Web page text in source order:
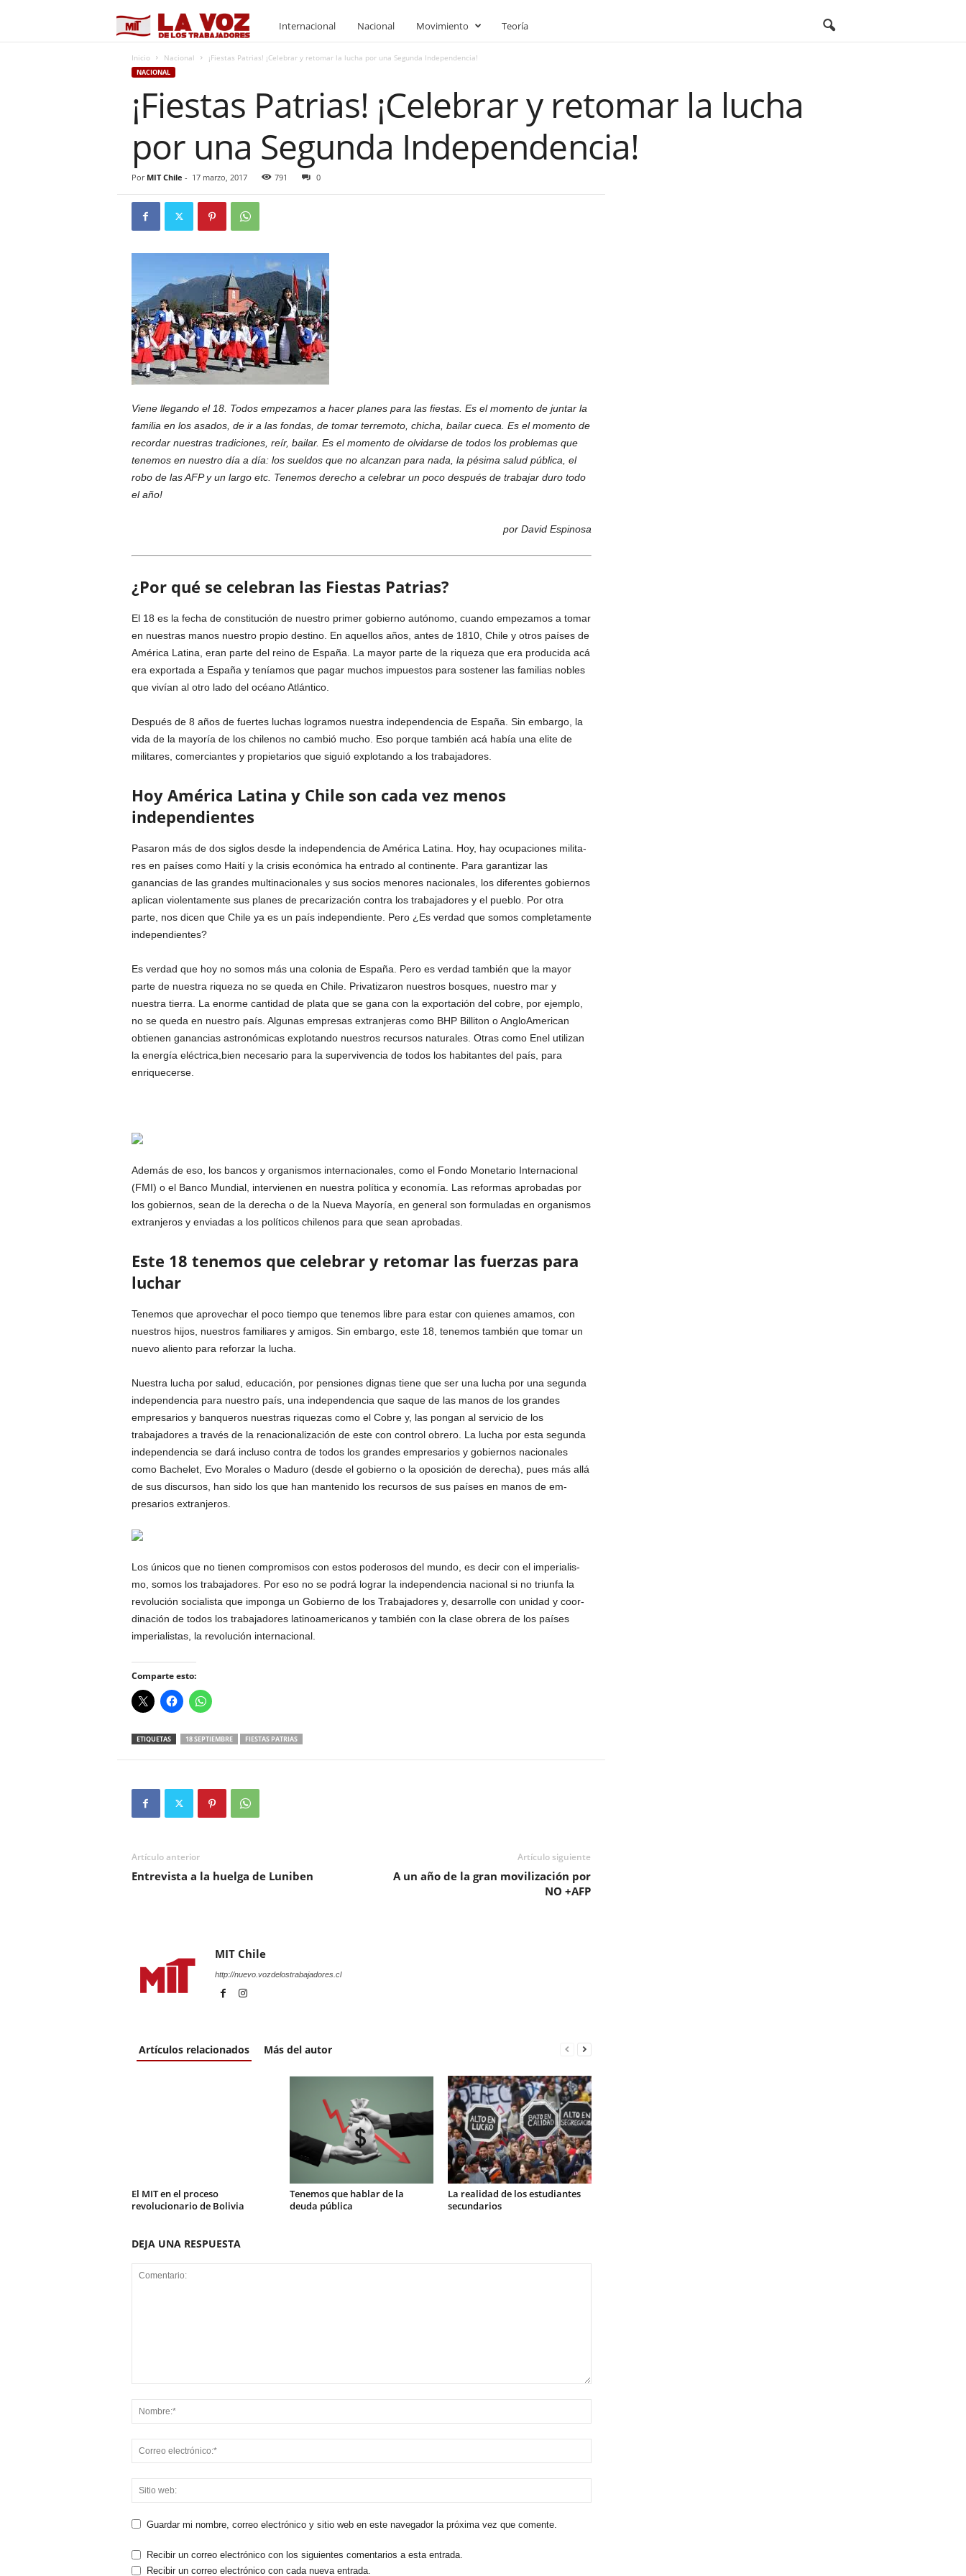
I
Internacional Nacional Movimiento Teoría
Inicio Nacional ¡Fiestas Patrias! ¡Celebrar y retomar la lucha por una Segunda Independencia!
NACIONAL
¡Fiestas Patrias! ¡Celebrar y retomar la lucha
por una Segunda Independencia!
Por MIT Chile - 17 marzo, 2017 791 0
Viene llegando el 18. Todos empezamos a hacer planes para las fiestas. Es el momento de juntar la
familia en los asados, de ir a las fondas, de tomar terre­moto, chicha, bailar cueca. Es el momento de
recordar nuestras tradiciones, reír, bailar. Es el momento de olvidarse de todos los problemas que
tenemos en nuestro día a día: los sueldos que no alcanzan para nada, la pésima salud pública, el
robo de las AFP y un largo etc. Tenemos derecho a celebrar un poco después de trabajar duro todo
el año!
por David Espinosa
¿Por qué se celebran las Fiestas Patrias?
El 18 es la fecha de cons­titución de nuestro pri­mer gobierno autónomo, cuando empezamos a to­mar
en nuestras manos nuestro propio destino. En aquellos años, antes de 1810, Chile y otros países de
América Latina, eran parte del reino de España. La mayor parte de la riqueza que era pro­ducida acá
era exportada a España y teníamos que pagar muchos impuestos para sostener las familias nobles
que vivían al otro lado del océano Atlántico.
Después de 8 años de fuertes luchas logramos nuestra independencia de España. Sin embargo, la
vida de la mayoría de los chilenos no cambió mucho. Eso porque tam­bién acá había una elite de
militares, comercian­tes y propietarios que si­guió explotando a los tra­bajadores.
Hoy América Latina y Chile son cada vez menos
independientes
Pasaron más de dos siglos desde la independencia de América Latina. Hoy, hay ocupaciones milita­
res en países como Haití y la crisis económica ha en­trado al continente. Para garantizar las
ganancias de las grandes multina­cionales y sus socios me­nores nacionales, los dife­rentes gobiernos
aplican violentamente sus planes de precarización contra los trabajadores y el pue­blo. Por otra
parte, nos dicen que Chile ya es un país independiente. Pero ¿Es verdad que somos completamente
indepen­dientes?
Es verdad que hoy no so­mos más una colonia de España. Pero es verdad también que la mayor
parte de nuestra rique­za no se queda en Chi­le. Privatizaron nuestros bosques, nuestro mar y
nuestra tierra. La enorme cantidad de plata que se gana con la exportación del cobre, por ejemplo,
no se queda en nuestro país. Algunas empresas extranjeras como BHP Billiton o AngloAmerican
obtienen ganancias as­tronómicas explotando nuestros recursos natura­les. Otras como Enel uti­lizan
la energía eléctrica,bien necesario para la su­pervivencia de todos los habitantes del país, para
enriquecerse.
Además de eso, los ban­cos y organismos interna­cionales, como el Fondo Monetario Internacional
(FMI) o el Banco Mundial, intervienen en nuestra política y economía. Las reformas aprobadas por
los gobiernos, sean de la derecha o de la Nue­va Mayoría, en general son formuladas en or­ganismos
extranjeros y enviadas a los políticos chilenos para que sean aprobadas.
Este 18 tenemos que celebrar y retomar las fuerzas para
luchar
Tenemos que aprovechar el poco tiempo que tene­mos libre para estar con quienes amamos, con
nuestros hijos, nuestros familiares y amigos. Sin embargo, este 18, tene­mos también que tomar un
nuevo aliento para re­forzar la lucha.
Nuestra lucha por salud, educación, por pensio­nes dignas tiene que ser una lucha por una segun­da
independencia para nuestro país, una inde­pendencia que saque de las manos de los grandes
empresarios y banqueros nuestras riquezas como el Cobre y, las pongan al ser­vicio de los
trabajadores a través de la renacionaliza­ción de este con control obrero. La lucha por esta segunda
independencia se dará incluso contra de todos los grandes empresarios y gobiernos nacio­nales
como Bachelet, Evo Morales o Maduro (desde el gobierno o la oposición de derecha), pues más allá
de sus discursos, han sido los que han mante­nido los recursos de sus países en manos de em­
presarios extranjeros.
Los únicos que no tienen compromisos con estos poderosos del mundo, es decir con el imperialis­
mo, somos los trabajado­res. Por eso no se podrá lograr la independencia nacional si no triunfa la
revolución socialista que imponga un Gobierno de los Trabajadores y, desa­rrolle con unidad y coor­
dinación de todos los trabajadores latinoame­ricanos y también con la clase obrera de los países
imperialistas, la revolu­ción internacional.
Comparte esto:
ETIQUETAS 18 SEPTIEMBRE FIESTAS PATRIAS
Artículo anterior
Entrevista a la huelga de Luniben
Artículo siguiente
A un año de la gran movilización por
NO +AFP
MIT Chile
http://nuevo.vozdelostrabajadores.cl
Artículos relacionados Más del autor
El MIT en el proceso
revolucionario de Bolivia
Tenemos que hablar de la
deuda pública
La realidad de los estudiantes
secundarios
DEJA UNA RESPUESTA
Guardar mi nombre, correo electrónico y sitio web en este navegador la próxima vez que comente.
Recibir un correo electrónico con los siguientes comentarios a esta entrada.
Recibir un correo electrónico con cada nueva entrada.